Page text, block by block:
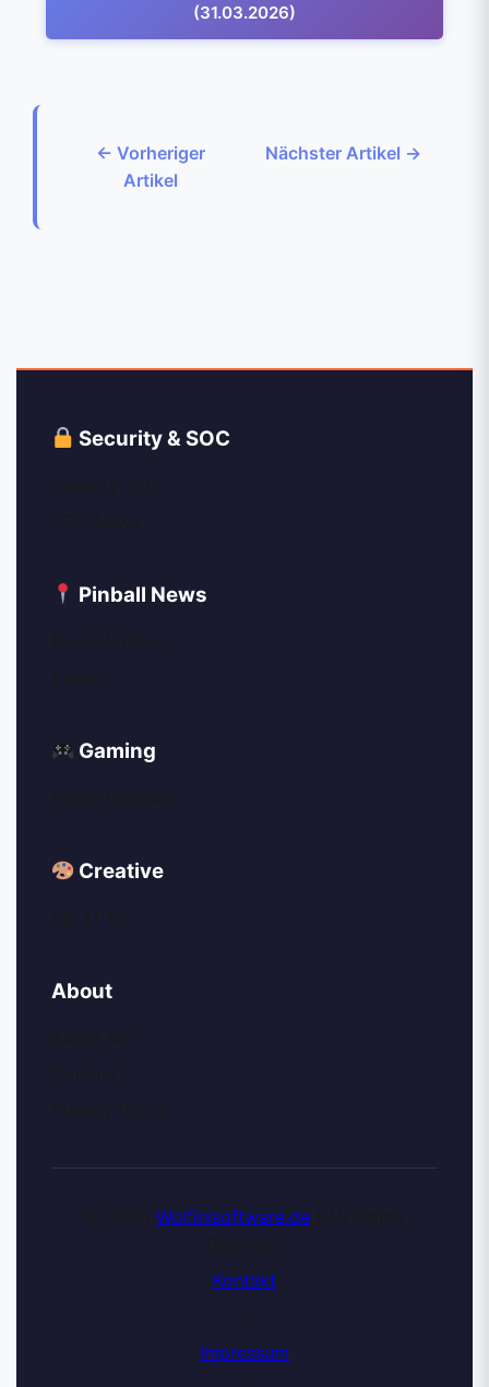
(31.03.2026)
← Vorheriger
Artikel
Nächster Artikel →
Security & SOC
Pinball News
Gaming
Creative
About
Wolfinisoftware.de
Kontakt
Impressum